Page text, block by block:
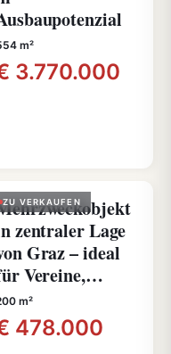
m²
3.770.000
ZU VERKAUFEN
zentraler Lage
Graz – ideal
Vereine,…
m²
478.000